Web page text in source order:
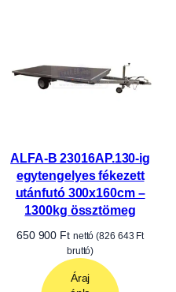
ALFA-B 23016AP.130-ig
egytengelyes fékezett
utánfutó 300x160cm –
1300kg össztömeg
650 900 Ft nettó (826 643 Ft
bruttó)
Áraj